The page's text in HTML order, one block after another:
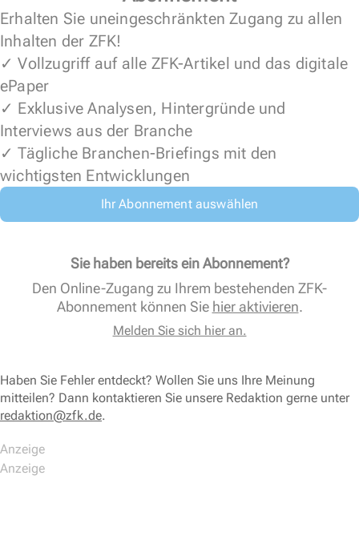
Erhalten Sie uneingeschränkten Zugang zu allen
Inhalten der ZFK!
✓ Vollzugriff auf alle ZFK-Artikel und das digitale
ePaper
✓ Exklusive Analysen, Hintergründe und
Interviews aus der Branche
✓ Tägliche Branchen-Briefings mit den
wichtigsten Entwicklungen
Ihr Abonnement auswählen
Sie haben bereits ein Abonnement?
Den Online-Zugang zu Ihrem bestehenden ZFK-
Abonnement können Sie hier aktivieren.
Melden Sie sich hier an.
Haben Sie Fehler entdeckt? Wollen Sie uns Ihre Meinung
mitteilen? Dann kontaktieren Sie unsere Redaktion gerne unter
redaktion@zfk.de.